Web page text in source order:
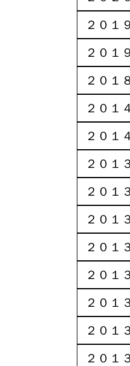
２０１
２０１
２０１
２０１
２０１
２０１
２０１
２０１
２０１
２０１
２０１
２０１
２０１